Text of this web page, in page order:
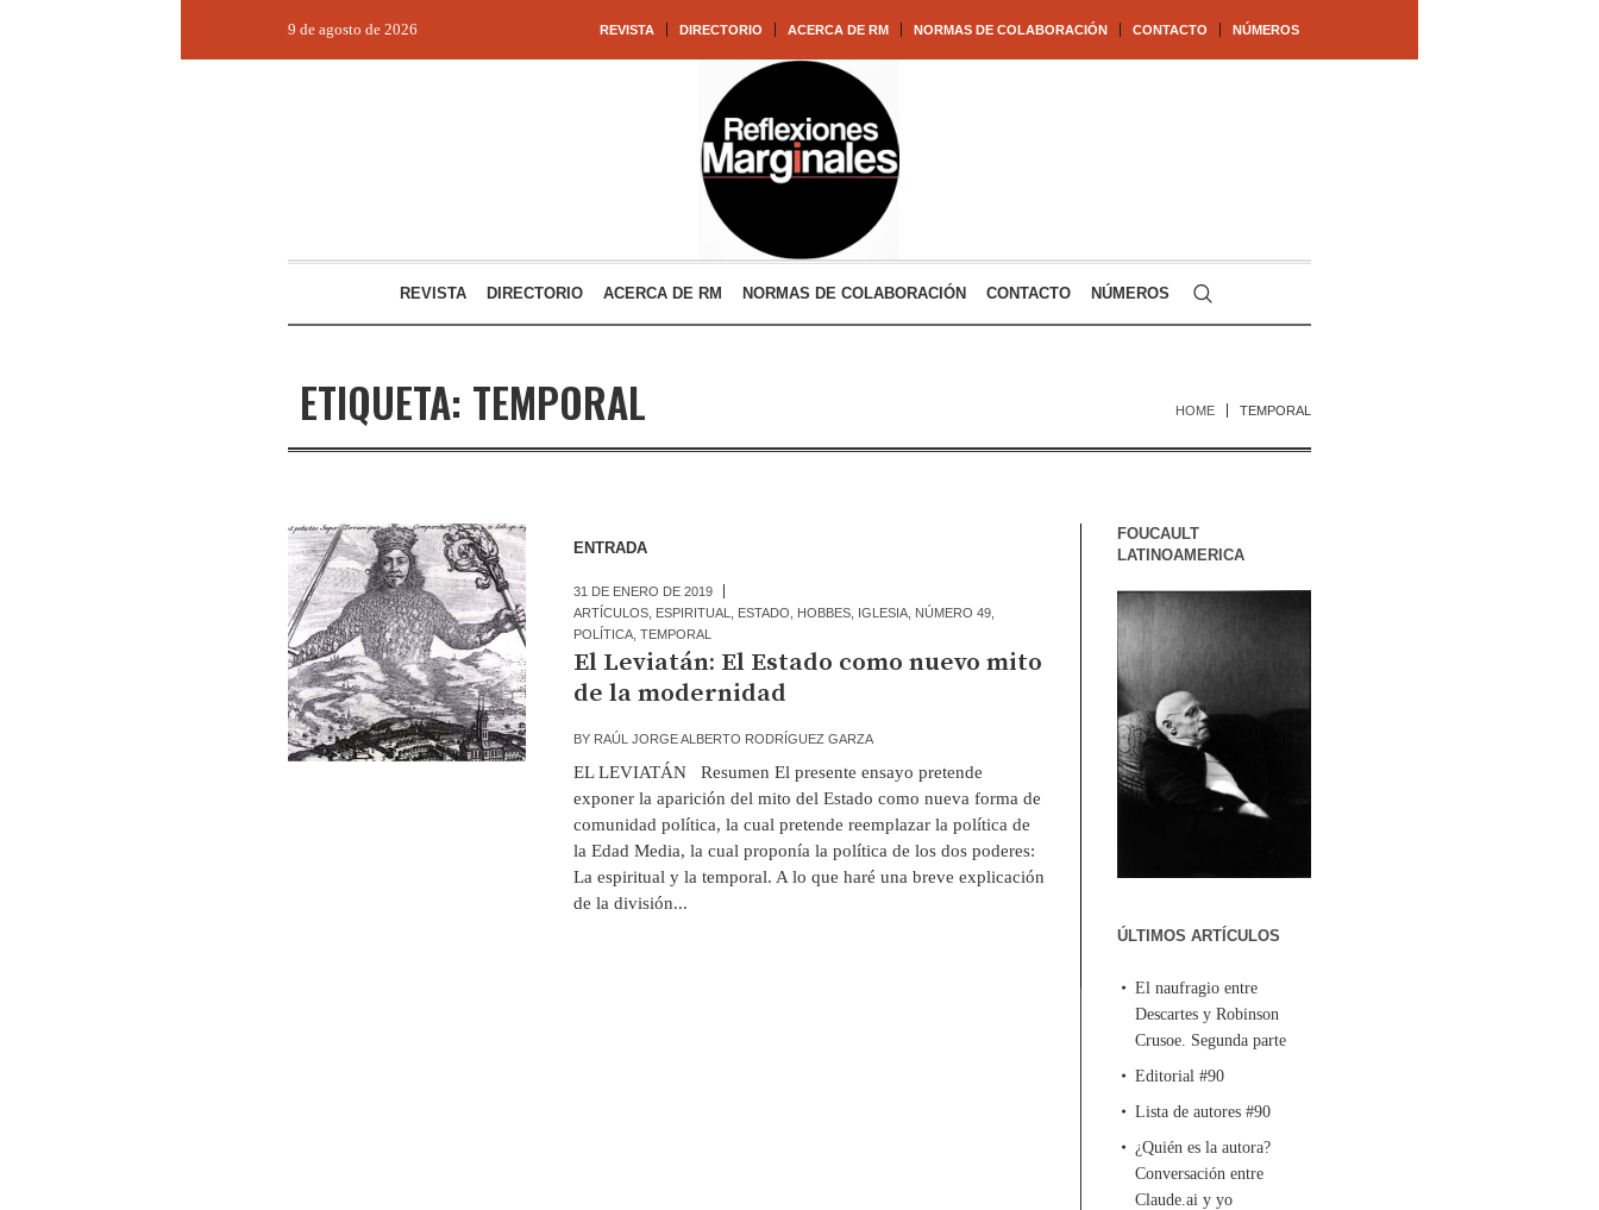
REVISTA DIRECTORIO ACERCA DE RM NORMAS DE COLABORACIÓN CONTACTO NÚMEROS
9 de agosto de 2026
REVISTA DIRECTORIO ACERCA DE RM NORMAS DE COLABORACIÓN CONTACTO NÚMEROS
ETIQUETA: TEMPORAL HOME TEMPORAL
ENTRADA
31 DE ENERO DE 2019
ARTÍCULOS, ESPIRITUAL ESTADO HOBBES, IGLESIA, NÚMERO 49,
POLÍTICA, TEMPORAL
El Leviatán: El Estado como nuevo mito
de la modernidad
BY RAÚL JORGE ALBERTO RODRÍGUEZ GARZA
EL LEVIATÁN Resumen El presente ensayo pretende
exponer la aparición del mito del Estado como nueva forma de
comunidad política, la cual pretende reemplazar la política de
la Edad Media, la cual proponía la política de los dos poderes:
La espiritual y la temporal. A lo que haré una breve explicación
de la división...
FOUCAULT
LATINOAMERICA
ÚLTIMOS ARTÍCULOS
El naufragio entre
Descartes y Robinson
Crusoe. Segunda parte
Editorial #90
Lista de autores #90
¿Quién es la autora?
Conversación entre
Claude.ai y yo